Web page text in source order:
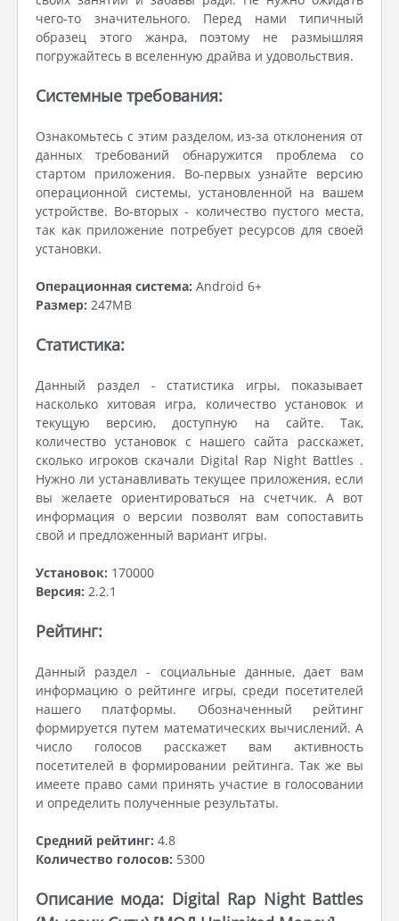
чего-то значительного. Перед нами типичный
образец этого жанра, поэтому не размышляя
погружайтесь в вселенную драйва и удовольствия.
Системные требования:
Ознакомьтесь с этим разделом, из-за отклонения от
данных требований обнаружится проблема со
стартом приложения. Во-первых узнайте версию
операционной системы, установленной на вашем
устройстве. Во-вторых - количество пустого места,
так как приложение потребует ресурсов для своей
установки.
Операционная система: Android 6+
Размер: 247MB
Статистика:
Данный раздел - статистика игры, показывает
насколько хитовая игра, количество установок и
текущую версию, доступную на сайте. Так,
количество установок с нашего сайта расскажет,
сколько игроков скачали Digital Rap Night Battles .
Нужно ли устанавливать текущее приложения, если
вы желаете ориентироваться на счетчик. А вот
информация о версии позволят вам сопоставить
свой и предложенный вариант игры.
Установок: 170000
Версия: 2.2.1
Рейтинг:
Данный раздел - социальные данные, дает вам
информацию о рейтинге игры, среди посетителей
нашего платформы. Обозначенный рейтинг
формируется путем математических вычислений. А
число голосов расскажет вам активность
посетителей в формировании рейтинга. Так же вы
имеете право сами принять участие в голосовании
и определить полученные результаты.
Средний рейтинг: 4.8
Количество голосов: 5300
Описание мода: Digital Rap Night Battles